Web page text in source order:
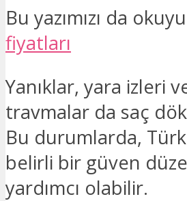
Bu yazımızı da
fiyatları
Yanıklar, yara izleri
travmalar da saç
Bu durumlarda,
belirli bir güven
yardımcı olabilir.